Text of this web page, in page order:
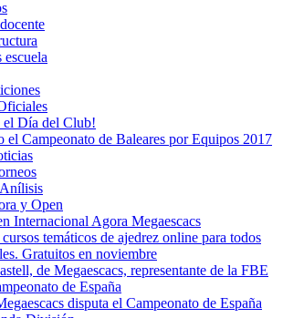
el Dí­a del Club!
el Campeonato de Baleares por Equipos 2017
y Open
Internacional Agora Megaescacs
temáticos de ajedrez online para todos
Gratuitos en noviembre
de Megaescacs, representante de la FBE
de España
disputa el Campeonato de España